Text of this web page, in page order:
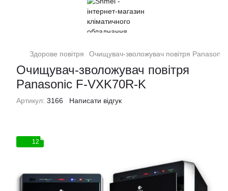
Здорове повітря Очищувач-зволожувач повітря
Очищувач-зволожувач повітря
Panasonic F-VXK70R-K
Артикул: 3166 Написати відгук
12